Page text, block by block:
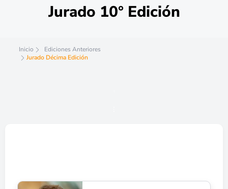
Jurado 10° Edición
Inicio
Ediciones Anteriores
Jurado Décima Edición